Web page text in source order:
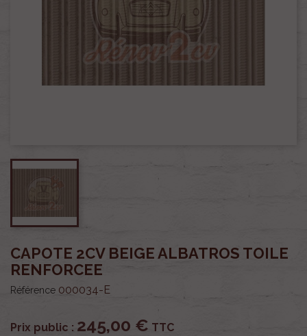
CAPOTE 2CV BEIGE ALBATROS TOILE
RENFORCEE
Référence 000034-E
Prix public : 245,00 € TTC